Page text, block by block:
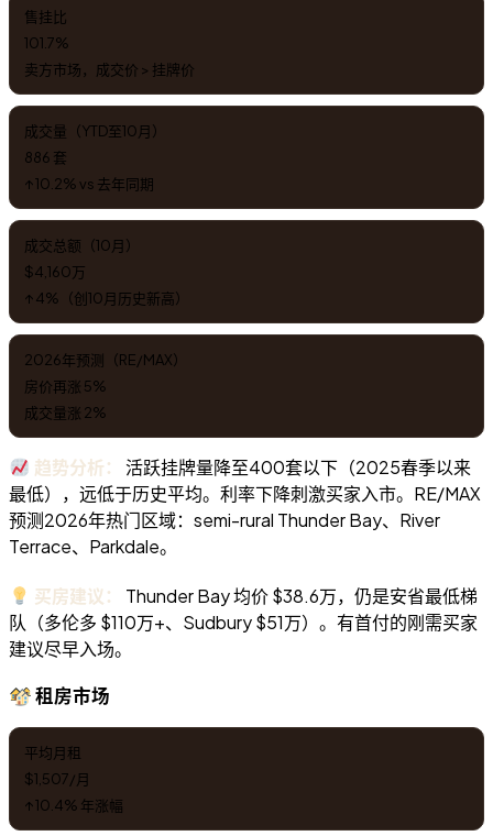
售挂比
101.7%
卖方市场，成交价 > 挂牌价
成交量（YTD至10月）
886 套
↑ 10.2% vs 去年同期
成交总额（10月）
$4,160万
↑ 4%（创10月历史新高）
2026年预测（RE/MAX）
房价再涨 5%
成交量涨 2%
趋势分析：
活跃挂牌量降至400套以下（2025春季以来
最低），远低于历史平均。利率下降刺激买家入市。RE/MAX
预测2026年热门区域：semi-rural Thunder Bay、River
Terrace、Parkdale。
买房建议：
Thunder Bay 均价 $38.6万，仍是安省最低梯
队（多伦多 $110万+、Sudbury $51万）。有首付的刚需买家
建议尽早入场。
租房市场
平均月租
$1,507/月
↑ 10.4% 年涨幅